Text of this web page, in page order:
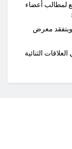
لمطالب أعضاء
يونيو المطور ويتفقد معرض
الثنائية